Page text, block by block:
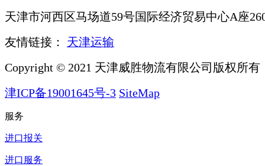
天津市河西区马场道59号国际经济贸易中心A座
友情链接： 天津运输
Copyright © 2021 天津威胜物流有限公司版权所有
津ICP备19001645号-3 SiteMap
服务
进口报关
进口服务